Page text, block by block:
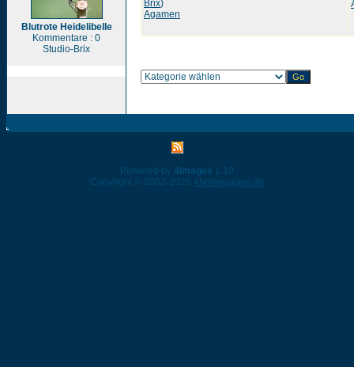
Blutrote Heidelibelle
Kommentare : 0
Studio-Brix
Brix)
Agamen
Powered by 4images 1.10
Copyright © 2002-2026 4homepages.de